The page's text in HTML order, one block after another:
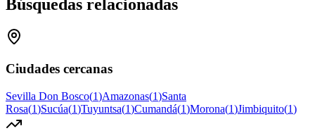
Búsquedas relacionadas
Ciudades cercanas
Sevilla Don Bosco(1)Amazonas(1)Santa
Rosa(1)Sucúa(1)Tuyuntsa(1)Cumandá(1)Morona(1)Jimbiquito(1)